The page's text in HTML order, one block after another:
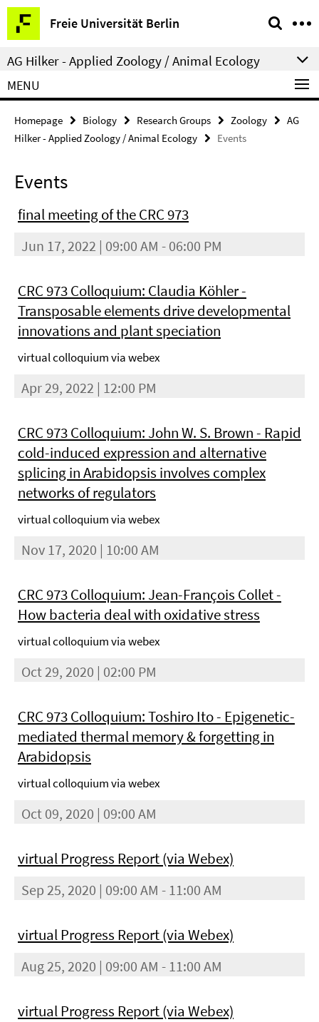
Springe
direkt
zu
Inhalt
Freie Universität Berlin
Service
Navigation
AG Hilker - Applied Zoology / Animal Ecology
MENU
Homepage Biology Research Groups Zoology
AG
Hilker - Applied Zoology / Animal Ecology
Events
Events
final meeting of the CRC 973
Jun 17, 2022 | 09:00 AM - 06:00 PM
CRC 973 Colloquium: Claudia Köhler -
Transposable elements drive developmental
innovations and plant speciation
virtual colloquium via webex
Apr 29, 2022 | 12:00 PM
CRC 973 Colloquium: John W. S. Brown - Rapid
cold-induced expression and alternative
splicing in Arabidopsis involves complex
networks of regulators
virtual colloquium via webex
Nov 17, 2020 | 10:00 AM
CRC 973 Colloquium: Jean-François Collet -
How bacteria deal with oxidative stress
virtual colloquium via webex
Oct 29, 2020 | 02:00 PM
CRC 973 Colloquium: Toshiro Ito - Epigenetic-
mediated thermal memory & forgetting in
Arabidopsis
virtual colloquium via webex
Oct 09, 2020 | 09:00 AM
virtual Progress Report (via Webex)
Sep 25, 2020 | 09:00 AM - 11:00 AM
virtual Progress Report (via Webex)
Aug 25, 2020 | 09:00 AM - 11:00 AM
virtual Progress Report (via Webex)